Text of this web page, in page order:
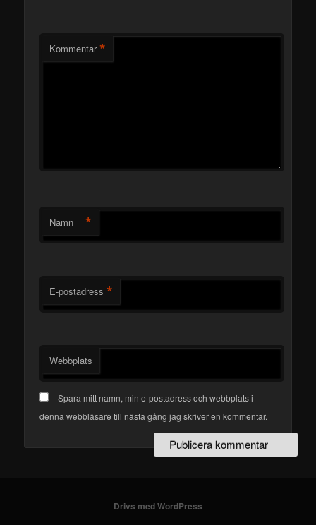
Kommentar *
Namn *
E-postadress *
Webbplats
Spara mitt namn, min e-postadress och webbplats i
denna webbläsare till nästa gång jag skriver en kommentar.
Drivs med WordPress